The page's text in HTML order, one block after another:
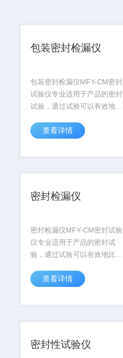
包装密封检漏仪
包装密封检漏仪MFY-CM密封
试验仪专业适用于产品的密封
试验，通过试验可以有效地比
及密封性能，是食品、塑料软
业理想的密封试验检测仪器。
查看详情
密封检漏仪
密封检漏仪MFY-CM密封试验
仪专业适用于产品的密封试
验，通过试验可以有效地比较
密封性能，是食品、塑料软包
理想的密封试验检测仪器。
查看详情
密封性试验仪